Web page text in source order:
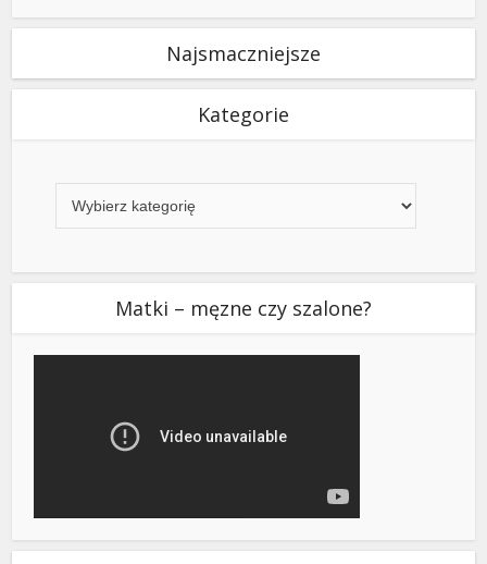
Najsmaczniejsze
Kategorie
Matki – męzne czy szalone?